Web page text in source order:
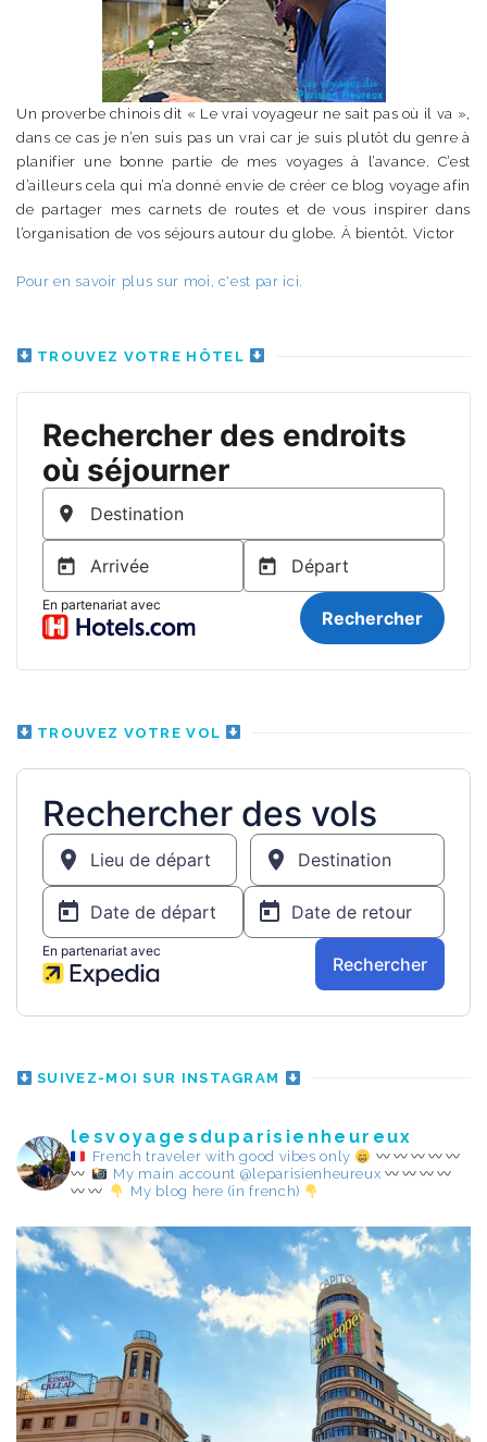
Un proverbe chinois dit « Le vrai voyageur ne sait pas où il va »,
dans ce cas je n’en suis pas un vrai car je suis plutôt du genre à
planifier une bonne partie de mes voyages à l’avance. C’est
d’ailleurs cela qui m’a donné envie de créer ce blog voyage afin
de partager mes carnets de routes et de vous inspirer dans
l’organisation de vos séjours autour du globe. À bientôt. Victor
Pour en savoir plus sur moi, c'est par ici.
TROUVEZ VOTRE HÔTEL
TROUVEZ VOTRE VOL
SUIVEZ-MOI SUR INSTAGRAM
lesvoyagesduparisienheureux
French traveler with good vibes only
My main account @leparisienheureux
My blog here (in french)